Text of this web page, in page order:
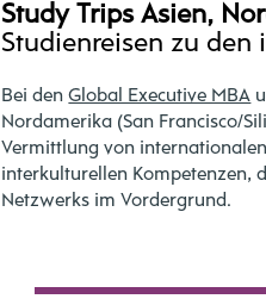
Study Trips Asien,
Studienreisen zu
Bei denGlobal Executive MBA
Nordamerika (San Francisco/
Vermittlung von
interkulturellen Kompetenzen,
Netzwerks im Vordergrund.